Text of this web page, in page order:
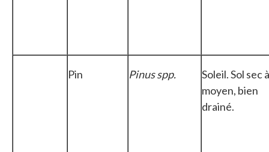
Pin Pinus spp.
Soleil. Sol sec à
moyen, bien
drainé.